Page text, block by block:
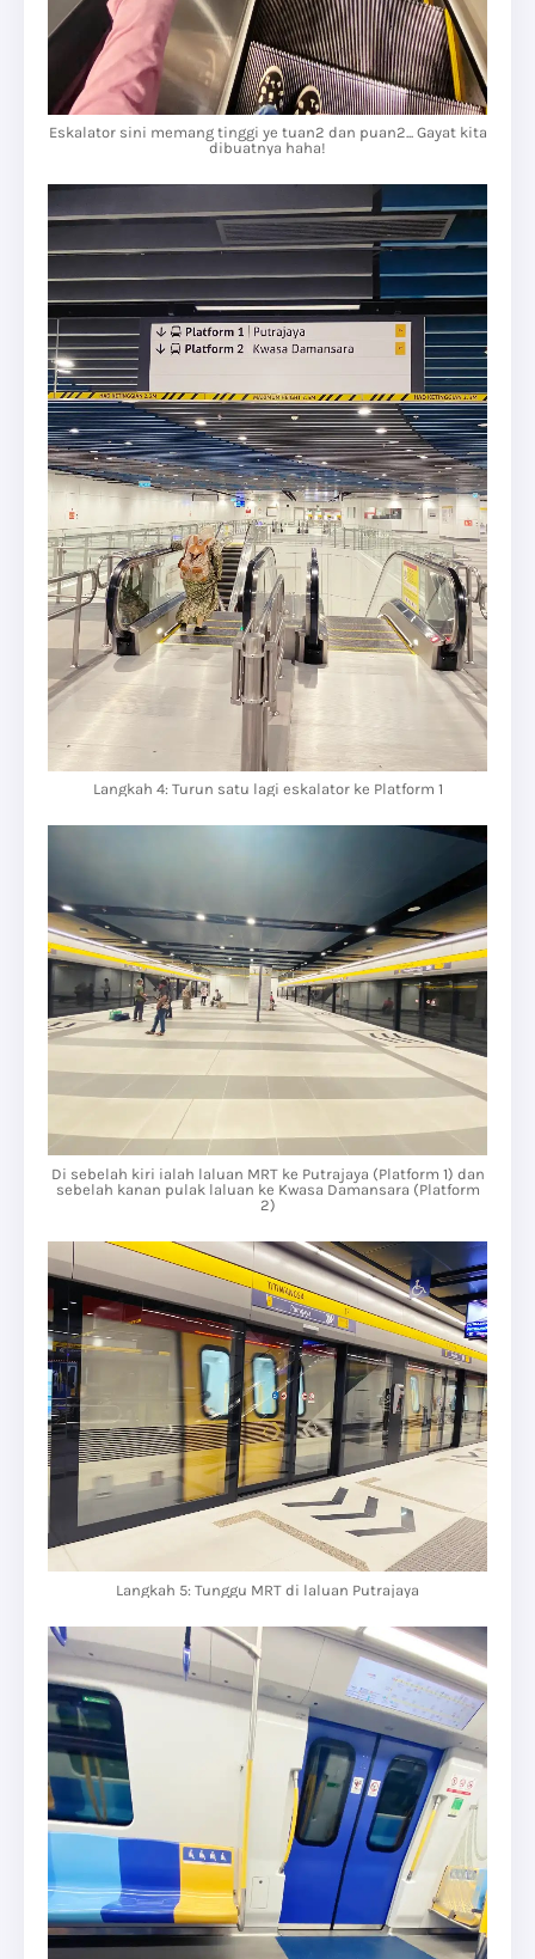
Eskalator sini memang tinggi ye tuan2 dan puan2... Gayat kita
dibuatnya haha!
Langkah 4: Turun satu lagi eskalator ke Platform 1
Di sebelah kiri ialah laluan MRT ke Putrajaya (Platform 1) dan
sebelah kanan pulak laluan ke Kwasa Damansara (Platform
2)
Langkah 5: Tunggu MRT di laluan Putrajaya